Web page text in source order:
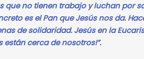
que no tienen trabajo y luchan por
es el Pan que Jesús nos da.
de solidaridad. Jesús en la
están cerca de nosotros!”.